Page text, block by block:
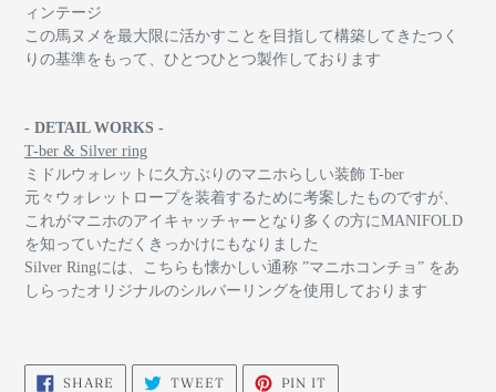
ィンテージ
この馬ヌメを最大限に活かすことを目指して構築してきたつく
りの基準をもって、ひとつひとつ製作しております
- DETAIL WORKS -
T-ber & Silver ring
ミドルウォレットに久方ぶりのマニホらしい装飾 T-ber
元々ウォレットロープを装着するために考案したものですが、
これがマニホのアイキャッチャーとなり多くの方にMANIFOLD
を知っていただくきっかけにもなりました
Silver Ringには、こちらも懐かしい通称 ”マニホコンチョ” をあ
しらったオリジナルのシルバーリングを使用しております
SHARE SHARE TWEETTWEET PIN IT